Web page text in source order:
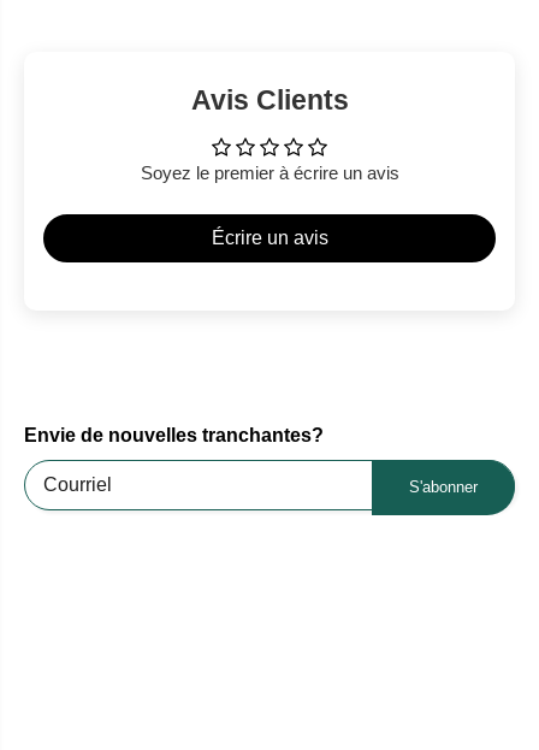
Avis Clients
Soyez le premier à écrire un avis
Écrire un avis
Envie de nouvelles tranchantes?
S'abonner